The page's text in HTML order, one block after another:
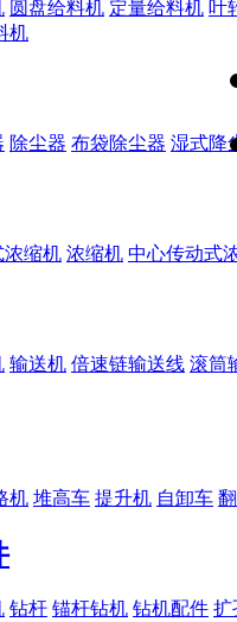
圆盘给料机 定量给料机 叶
机
除尘器 布袋除尘器 湿式降
浓缩机 浓缩机 中心传动式
输送机 倍速链输送线 滚筒
机 堆高车 提升机 自卸车
钻杆 锚杆钻机 钻机配件 扩